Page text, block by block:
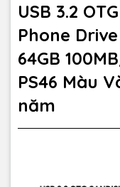
USB 3.2
Phone
64GB
PS46 Màu
năm
Chất liệu Nhựa
Màu sắc
Bảo hành 60